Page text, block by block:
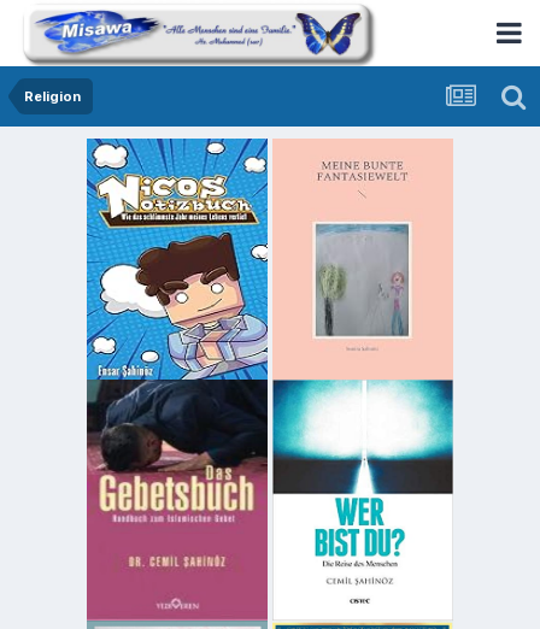
Religion